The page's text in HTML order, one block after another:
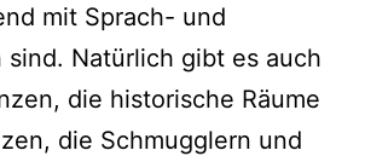
mit Sprach- und
sind. Natürlich gibt es auch
die historische Räume
die Schmugglern und